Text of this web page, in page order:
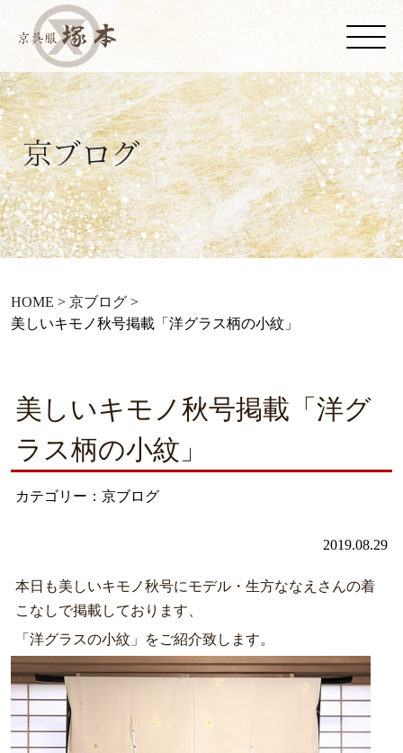
HOME > 京ブログ>
美しいキモノ秋号掲載「洋グラス柄の小紋」
美しいキモノ秋号掲載「洋グ
ラス柄の小紋」
カテゴリー：京ブログ
2019.08.29
本日も美しいキモノ秋号にモデル・生方ななえさんの着
こなしで掲載しております、
「洋グラスの小紋」をご紹介致します。